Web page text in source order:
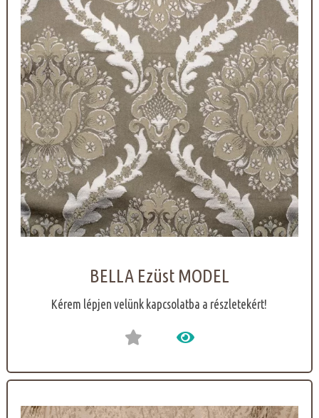
BELLA Ezüst MODEL
Kérem lépjen velünk kapcsolatba a részletekért!